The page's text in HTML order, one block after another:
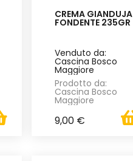
CREMA GIANDUJA
FONDENTE 235GR
Venduto da:
Cascina Bosco
Maggiore
Prodotto da:
Cascina Bosco
Maggiore
9,00 €